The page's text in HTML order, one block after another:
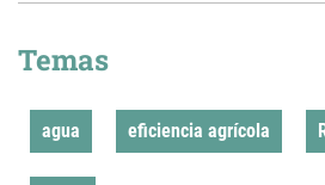
Temas
agua eficiencia agrícola